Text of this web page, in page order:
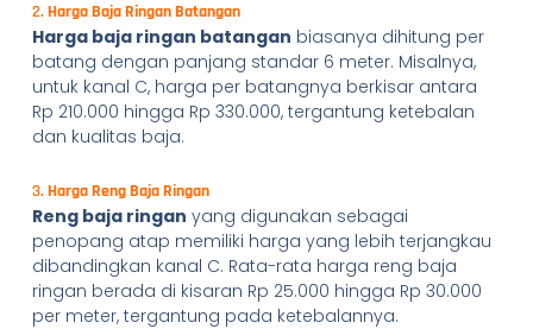
2. Harga Baja Ringan Batangan
Harga baja ringan batangan biasanya dihitung per
batang dengan panjang standar 6 meter. Misalnya,
untuk kanal C, harga per batangnya berkisar antara
Rp 210.000 hingga Rp 330.000, tergantung ketebalan
dan kualitas baja.
3. Harga Reng Baja Ringan
Reng baja ringan yang digunakan sebagai
penopang atap memiliki harga yang lebih terjangkau
dibandingkan kanal C. Rata-rata harga reng baja
ringan berada di kisaran Rp 25.000 hingga Rp 30.000
per meter, tergantung pada ketebalannya.